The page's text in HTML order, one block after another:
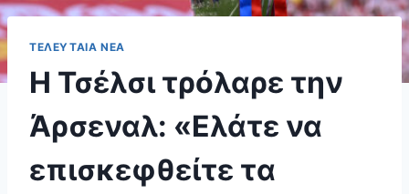
ΤΕΛΕΥΤΑΊΑ ΝΈΑ
Η Τσέλσι τρόλαρε την
Άρσεναλ: «Ελάτε να
επισκεφθείτε τα